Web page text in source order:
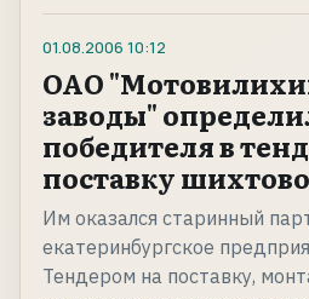
01.08.2006 10:12
ОАО
заводы"
победителя в
поставку
Им оказался старинный
екатеринбургское
Тендером на поставку,